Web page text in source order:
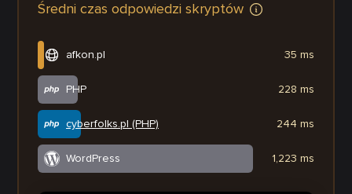
Średni czas odpowiedzi skryptów
afkon.pl
PHP
cyberfolks.pl (PHP)
WordPress
35 ms
228 ms
244 ms
1,223 ms